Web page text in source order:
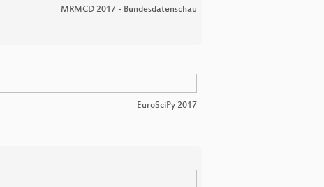
MRMCD 2017 - Bundesdatenschau
EuroSciPy 2017